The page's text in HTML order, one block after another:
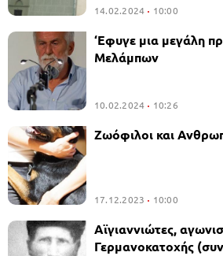
14.02.2024 10:00
‘Εφυγε μια μεγάλη
Μελάμπων
10.02.2024 10:26
Ζωόφιλοι και
17.12.2023 10:00
Αϊγιαννιώτες,
Γερμανοκατοχής